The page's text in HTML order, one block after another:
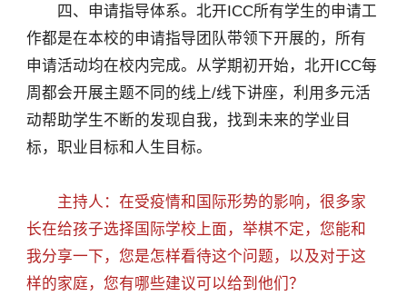
四、申请指导体系。北开ICC所有学生的申请工
作都是在本校的申请指导团队带领下开展的，所有
申请活动均在校内完成。从学期初开始，北开ICC每
周都会开展主题不同的线上/线下讲座，利用多元活
动帮助学生不断的发现自我，找到未来的学业目
标，职业目标和人生目标。
主持人：在受疫情和国际形势的影响，很多家
长在给孩子选择国际学校上面，举棋不定，您能和
我分享一下，您是怎样看待这个问题，以及对于这
样的家庭，您有哪些建议可以给到他们？